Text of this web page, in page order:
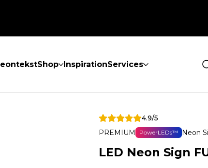
Shop InspirationServices
4.9/5
PREMIUM
PowerLEDs™ Neon
LED Neon Sign